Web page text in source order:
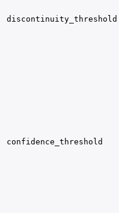
discontinuity_threshold
confidence_threshold